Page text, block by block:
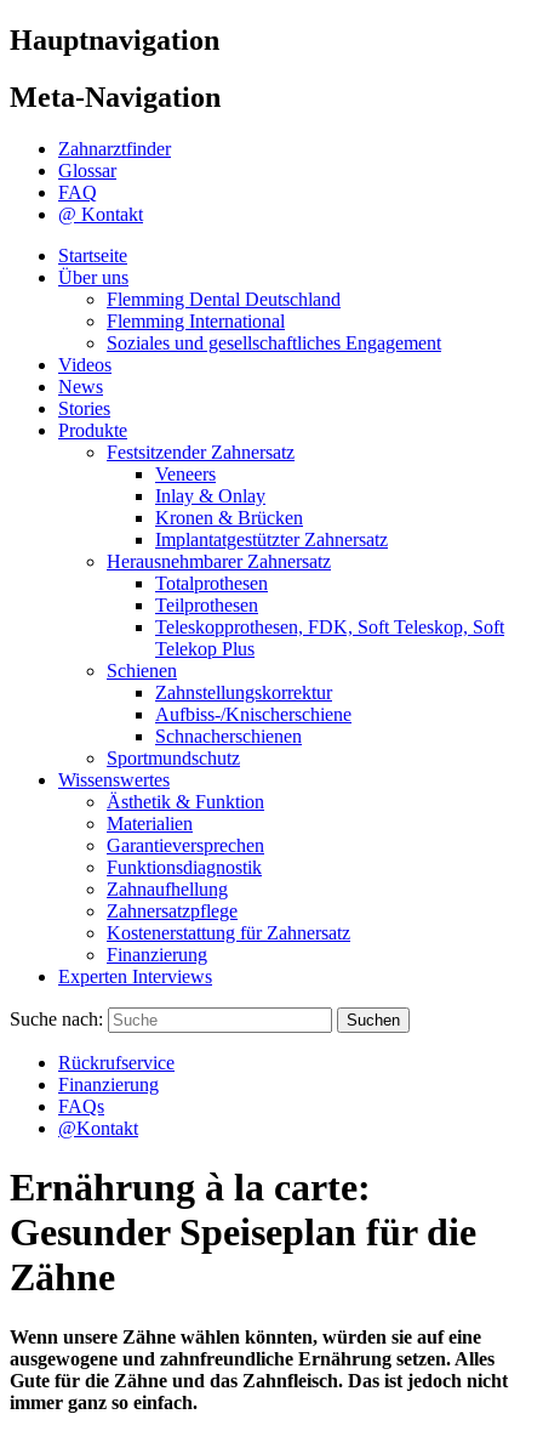
Hauptnavigation
Meta-Navigation
Zahnarztfinder
Glossar
FAQ
@ Kontakt
Startseite
Über uns
Flemming Dental Deutschland
Flemming International
Soziales und gesellschaftliches Engagement
Videos
News
Stories
Produkte
Festsitzender Zahnersatz
Veneers
Inlay & Onlay
Kronen & Brücken
Implantatgestützter Zahnersatz
Herausnehmbarer Zahnersatz
Totalprothesen
Teilprothesen
Teleskopprothesen, FDK, Soft Teleskop, Soft
Telekop Plus
Schienen
Zahnstellungskorrektur
Aufbiss-/Knischerschiene
Schnacherschienen
Sportmundschutz
Wissenswertes
Ästhetik & Funktion
Materialien
Garantieversprechen
Funktionsdiagnostik
Zahnaufhellung
Zahnersatzpflege
Kostenerstattung für Zahnersatz
Finanzierung
Experten Interviews
Suche nach: Suchen
Rückrufservice
Finanzierung
FAQs
@Kontakt
Ernährung à la carte:
Gesunder Speiseplan für die
Zähne
Wenn unsere Zähne wählen könnten, würden sie auf eine
ausgewogene und zahnfreundliche Ernährung setzen. Alles
Gute für die Zähne und das Zahnfleisch. Das ist jedoch nicht
immer ganz so einfach.